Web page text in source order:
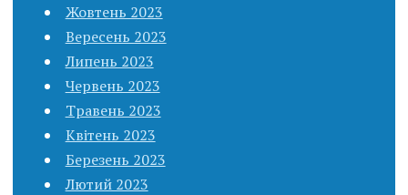
Жовтень 2023
Вересень 2023
Липень 2023
Червень 2023
Травень 2023
Квітень 2023
Березень 2023
Лютий 2023